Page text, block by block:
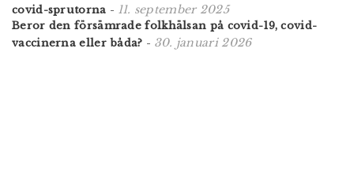
covid-sprutorna - 11. september 2025
Beror den försämrade folkhälsan på covid-19, covid-
vaccinerna eller båda? - 30. januari 2026